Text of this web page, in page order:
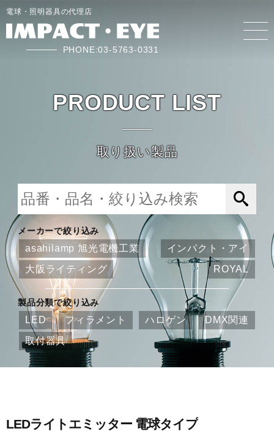
電球・照明器具の代理店
PHONE:03-5763-0331
PRODUCT LIST
取り扱い製品
メーカーで絞り込み
asahilamp 旭光電機工業
インパクト・アイ
大阪ライティング
ROYAL
製品分類で絞り込み
LED フィラメント ハロゲン
DMX関連
取付器具
LEDライトエミッター 電球タイプ